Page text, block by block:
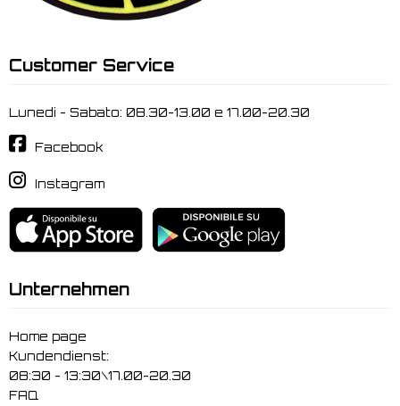
Customer Service
Lunedi - Sabato: 08.30-13.00 e 17.00-20.30
Facebook
Instagram
Unternehmen
Home page
Kundendienst:
08:30 - 13:30\17.00-20.30
FAQ